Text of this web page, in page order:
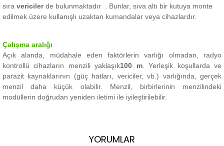
sıra vericilerde bulunmaktadır
Bunlar, sıva altı bir kutuya monte
edilmek üzere kullanışlı uzaktan kumandalar veya cihazlardır.
Çalışma aralığı
Açık alanda, müdahale eden faktörlerin varlığı olmadan, radyo
kontrollü cihazların menzili yaklaşık100 m.Yerleşik koşullarda ve
parazit kaynaklarının (güç hatları, vericiler, vb.) varlığında, gerçek
menzil daha küçük olabilir. Menzil, birbirlerinin menzilindeki
modüllerin doğrudan yeniden iletimi ile iyileştirilebilir.
YORUMLAR